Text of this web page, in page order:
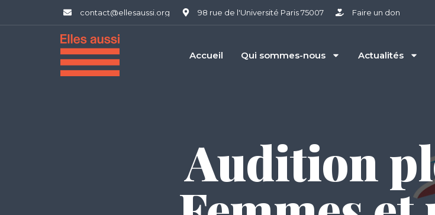
contact@ellesaussi.org 98 rue de l'Université Paris 75007 Faire un don
Accueil Qui sommes-nous Actualités
Audition